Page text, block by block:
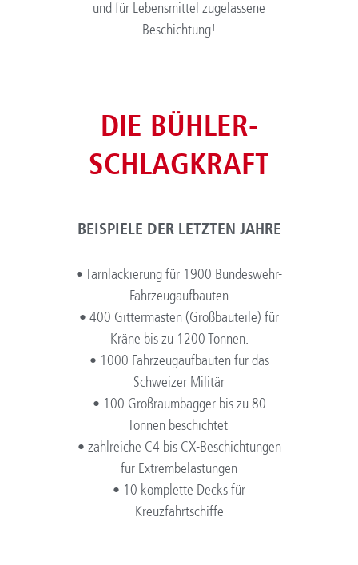
und für Lebensmittel zugelassene
Beschichtung!
DIE BÜHLER-
SCHLAGKRAFT
BEISPIELE DER LETZTEN JAHRE
• Tarnlackierung für 1900 Bundeswehr-
Fahrzeugaufbauten
• 400 Gittermasten (Großbauteile) für
Kräne bis zu 1200 Tonnen.
• 1000 Fahrzeugaufbauten für das
Schweizer Militär
• 100 Großraumbagger bis zu 80
Tonnen beschichtet
• zahlreiche C4 bis CX-Beschichtungen
für Extrembelastungen
• 10 komplette Decks für
Kreuzfahrtschiffe